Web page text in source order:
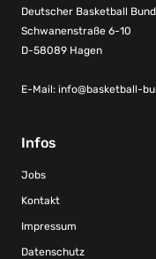
Deutscher Basketball
Schwanenstraße 6-10
D-58089 Hagen
E-Mail: info@basketball-
Infos
Jobs
Kontakt
Impressum
Datenschutz